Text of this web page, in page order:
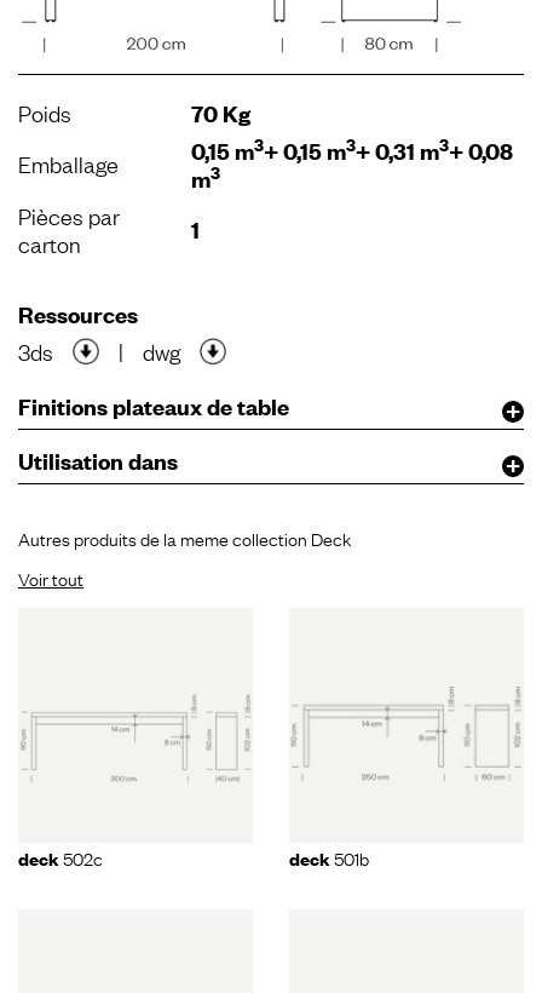
Poids 70 Kg
Emballage 0,15 m3+ 0,15 m3+ 0,31 m3+ 0,08
m3
Pièces par
carton
1
Ressources
3ds | dwg
Finitions plateaux de table
Utilisation dans
Autres produits de la meme collection Deck
Voir tout
deck502c deck501b